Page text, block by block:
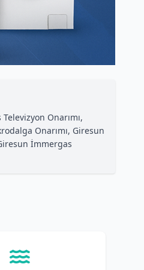
Onarımı,
Onarımı, Giresun
İmmergas